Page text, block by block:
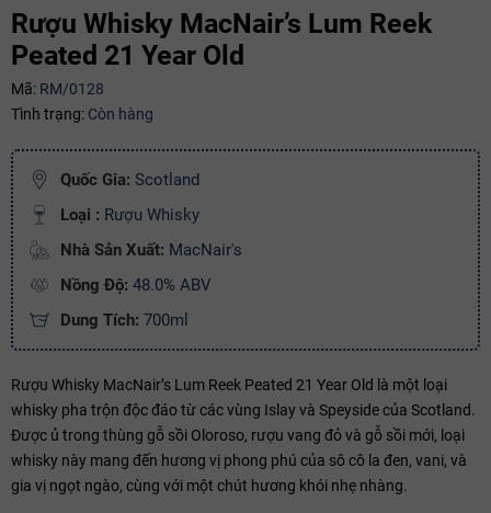
Rượu Whisky MacNair’s Lum Reek
Peated 21 Year Old
Mã: RM/0128
Tình trạng: Còn hàng
Quốc Gia: Scotland
Loại : Rượu Whisky
Nhà Sản Xuất: MacNair's
Nồng Độ: 48.0% ABV
Dung Tích: 700ml
Rượu Whisky MacNair’s Lum Reek Peated 21 Year Old là một loại
whisky pha trộn độc đáo từ các vùng Islay và Speyside của Scotland.
Được ủ trong thùng gỗ sồi Oloroso, rượu vang đỏ và gỗ sồi mới, loại
whisky này mang đến hương vị phong phú của sô cô la đen, vani, và
gia vị ngọt ngào, cùng với một chút hương khói nhẹ nhàng.
Ngày hết hạn:
Copy mã và nhập mã ở trangTHANH TOÁNbạn nhé!